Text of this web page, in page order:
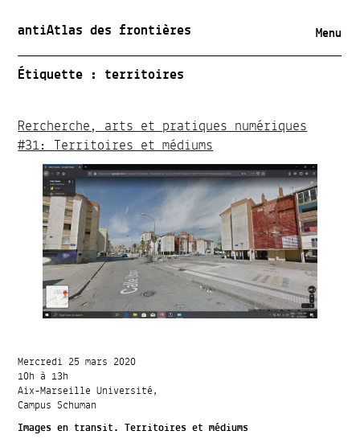
antiAtlas des frontières Menu
Étiquette : territoires
Rercherche, arts et pratiques numériques
#31: Territoires et médiums
Mercredi 25 mars 2020
10h à 13h
Aix-Marseille Université,
Campus Schuman
Images en transit. Territoires et médiums